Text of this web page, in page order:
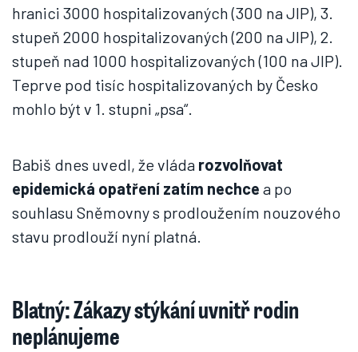
hranici 3000 hospitalizovaných (300 na JIP), 3.
stupeň 2000 hospitalizovaných (200 na JIP), 2.
stupeň nad 1000 hospitalizovaných (100 na JIP).
Teprve pod tisíc hospitalizovaných by Česko
mohlo být v 1. stupni „psa“.
Babiš dnes uvedl, že vláda rozvolňovat
epidemická opatření zatím nechce a po
souhlasu Sněmovny s prodloužením nouzového
stavu prodlouží nyní platná.
Blatný: Zákazy stýkání uvnitř rodin
neplánujeme